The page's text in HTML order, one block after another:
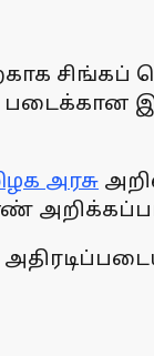
சிங்கப்
படைக்கான
அரசு